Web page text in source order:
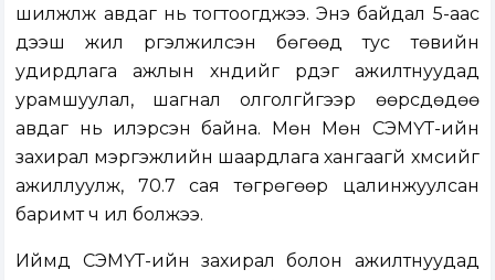
шилжүүлж авдаг нь тогтоогджээ. Энэ байдал 5-аас
дээш жил үргэлжилсэн бөгөөд тус төвийн
удирдлага ажлын хүндийг үүрдэг ажилтнуудад
урамшуулал, шагнал олголгүйгээр өөрсдөдөө
авдаг нь илэрсэн байна. Мөн Мөн СЭМҮТ-ийн
захирал мэргэжлийн шаардлага хангаагүй хүмүүсийг
ажиллуулж, 70.7 сая төгрөгөөр цалинжуулсан
баримт ч ил болжээ.
Иймд СЭМҮТ-ийн захирал болон ажилтнуудад